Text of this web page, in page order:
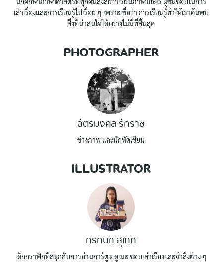
เล่าเรื่องและการเรียนรู้ไปเรื่อย ๆ เพราะเชื่อว่า การเรียนรู้ทำให้เราค้นพบ
สิ่งที่น่าสนใจได้อย่างไม่มีที่สิ้นสุด
PHOTOGRAPHER
ฉัตรมงคล รักราช
ช่างภาพ และนักหัดเขียน
ILLUSTRATOR
กรกนก สุเทศ
เด็กกราฟิกที่สนุกกับการอ่านการ์ตูน ดูเมะ ชอบเล่าเรื่องและจำสิ่งต่าง ๆ